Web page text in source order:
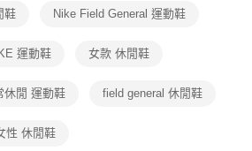
support/home
限公司提供之「AFTEE先享後付」服務完成之交
公司。
徵得法定代理人或監護人之同意方可使用
鞋 Nike Field General 運動鞋
運動鞋 女款 休閒鞋
休閒 運動鞋 field general 休閒鞋
性 休閒鞋